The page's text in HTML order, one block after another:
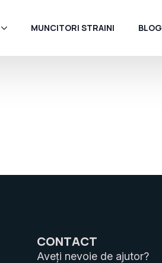
MUNCITORI STRAINI BLOG
CONTACT
Aveți nevoie de ajutor?